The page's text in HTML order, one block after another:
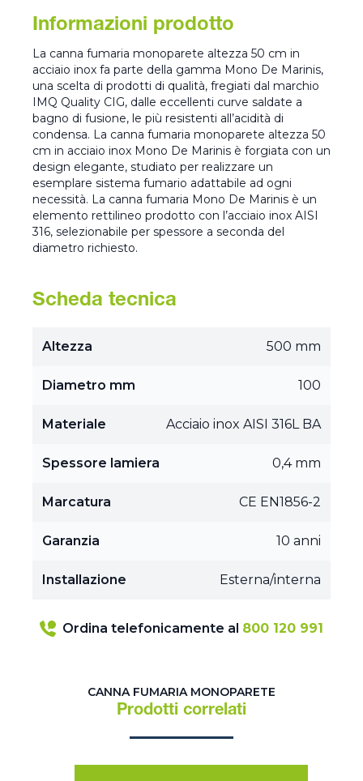
Informazioni prodotto
La canna fumaria monoparete altezza 50 cm in
acciaio inox fa parte della gamma Mono De Marinis,
una scelta di prodotti di qualità, fregiati dal marchio
IMQ Quality CIG, dalle eccellenti curve saldate a
bagno di fusione, le più resistenti all’acidità di
condensa. La canna fumaria monoparete altezza 50
cm in acciaio inox Mono De Marinis è forgiata con un
design elegante, studiato per realizzare un
esemplare sistema fumario adattabile ad ogni
necessità. La canna fumaria Mono De Marinis è un
elemento rettilineo prodotto con l’acciaio inox AISI
316, selezionabile per spessore a seconda del
diametro richiesto.
Scheda tecnica
Altezza 500 mm
Diametro mm 100
Materiale Acciaio inox AISI 316L BA
Spessore lamiera 0,4 mm
Marcatura CE EN1856-2
Garanzia 10 anni
Installazione Esterna/interna
Ordina telefonicamente al 800 120 991
CANNA FUMARIA MONOPARETE
Prodotti correlati